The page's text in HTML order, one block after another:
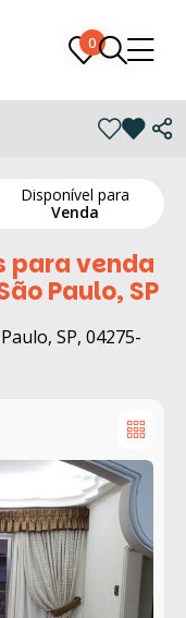
0
0
Disponível para
Venda
para venda
Paulo, SP
SP, 04275-